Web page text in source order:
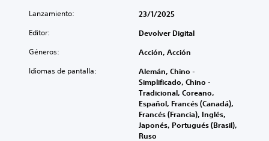
Lanzamiento: 23/1/2025
Editor: Devolver Digital
Géneros: Acción, Acción
Idiomas de pantalla:
Alemán, Chino -
Simplificado, Chino -
Tradicional, Coreano,
Español, Francés (Canadá),
Francés (Francia), Inglés,
Japonés, Portugués (Brasil),
Ruso